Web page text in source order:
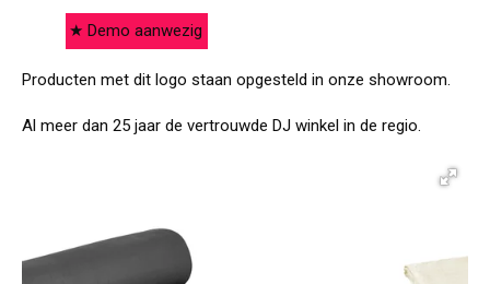
★ Demo aanwezig
Producten met dit logo staan opgesteld in onze showroom.
Al meer dan 25 jaar de vertrouwde DJ winkel in de regio.